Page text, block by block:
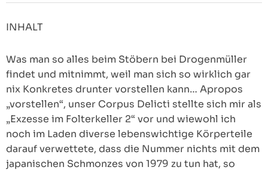
INHALT
Was man so alles beim Stöbern bei Drogenmüller
findet und mitnimmt, weil man sich so wirklich gar
nix Konkretes drunter vorstellen kann… Apropos
„vorstellen“, unser Corpus Delicti stellte sich mir als
„Exzesse im Folterkeller 2“ vor und wiewohl ich
noch im Laden diverse lebenswichtige Körperteile
darauf verwettete, dass die Nummer nichts mit dem
japanischen Schmonzes von 1979 zu tun hat, so